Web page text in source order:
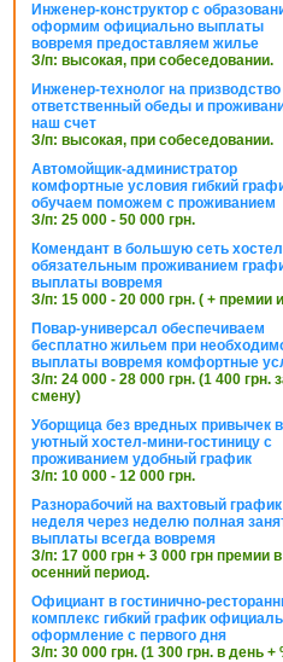
Инженер-конструктор с
оформим официально выплаты
вовремя предоставляем жилье
З/п: высокая, при собеседовании.
Инженер-технолог на призводство
ответственный обеды и
наш счет
З/п: высокая, при собеседовании.
Автомойщик-администратор
комфортные условия гибкий
обучаем поможем с проживанием
З/п: 25 000 - 50 000 грн.
Комендант в большую сеть
обязательным проживанием
выплаты вовремя
З/п: 15 000 - 20 000 грн. ( + премии
Повар-универсал обеспечиваем
бесплатно жильем при
выплаты вовремя комфортные
З/п: 24 000 - 28 000 грн. (1 400 грн.
смену)
Уборщица без вредных привычек в
уютный хостел-мини-гостиницу с
проживанием удобный график
З/п: 10 000 - 12 000 грн.
Разнорабочий на вахтовый график
неделя через неделю полная
выплаты всегда вовремя
З/п: 17 000 грн + 3 000 грн премии в
осенний период.
Официант в гостинично-
комплекс гибкий график
оформление с первого дня
З/п: 30 000 грн. (1 300 грн. в день +